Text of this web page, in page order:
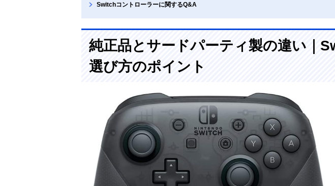
Switchコントローラーに関するQ&A
純正品とサードパーティ製の違い｜
選び方のポイント